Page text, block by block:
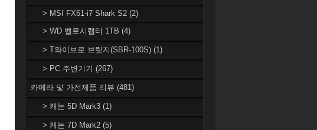
> MSI FX61-i7 Shark S2 (2)
> WD 벨로시랩터 1TB (4)
> T와이브로 브릿지(SBR-100S) (1)
> PC 주변기기 (267)
카메라 및 가전제품 리뷰 (481)
> 캐논 5D Mark3 (1)
> 캐논 7D Mark2 (5)